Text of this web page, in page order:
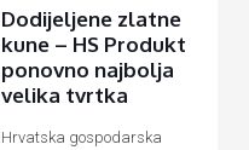
Dodijeljene zlatne
kune – HS Produkt
ponovno najbolja
velika tvrtka
Hrvatska gospodarska